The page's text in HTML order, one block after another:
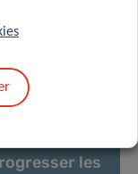
les